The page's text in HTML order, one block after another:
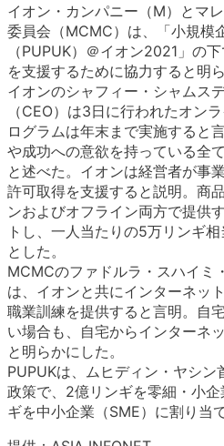
イオン・カンパニー（M）とマ
委員会（MCMC）は、「小規模
（PUPUK）＠イオン2021」の
を支援するために協力すると明ら
イオンのシャフィー・シャムス
（CEO）は3日に行われたオン
ログラムは年末まで実施すると
や成功への意欲を持っている全
と述べた。イオンは経営者が事
許可取得を支援すると説明。商
ンおよびオフライン両方で提供
トし、一人当たりの5万リンギ
とした。
MCMCのファドルラ・スハイミ
は、イオンと共にインターネッ
職業訓練を提供すると言明。自
い場合も、自宅からインターネ
と明らかにした。
PUPUKは、ムヒディン・ヤシ
政策で、2億リンギを零細・小
ギを中小企業（SME）に割り当